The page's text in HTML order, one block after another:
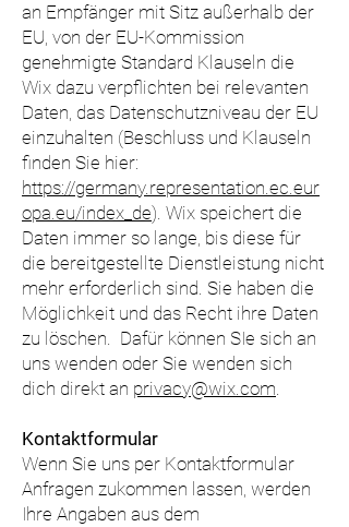
an Empfänger mit Sitz außerhalb der
EU, von der EU-Kommission
genehmigte Standard Klauseln die
Wix dazu verpflichten bei relevanten
Daten, das Datenschutzniveau der EU
einzuhalten (Beschluss und Klauseln
finden Sie hier:
https://germany.representation.ec.eur
opa.eu/index_de). Wix speichert die
Daten immer so lange, bis diese für
die bereitgestellte Dienstleistung nicht
mehr erforderlich sind. Sie haben die
Möglichkeit und das Recht ihre Daten
zu löschen. Dafür können SIe sich an
uns wenden oder Sie wenden sich
dich direkt an privacy@wix.com.
Kontaktformular
Wenn Sie uns per Kontaktformular
Anfragen zukommen lassen, werden
Ihre Angaben aus dem